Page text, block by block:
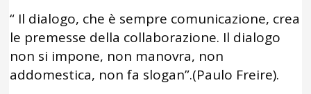
“ Il dialogo, che è sempre comunicazione, crea
le premesse della collaborazione. Il dialogo
non si impone, non manovra, non
addomestica, non fa slogan”.(Paulo Freire).